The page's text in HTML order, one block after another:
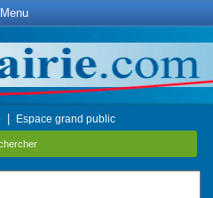
Menu
Espace grand public